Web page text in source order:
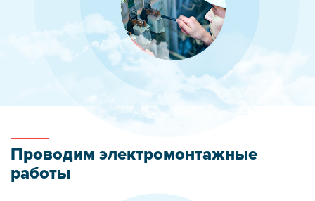
Проводим электромонтажные
работы